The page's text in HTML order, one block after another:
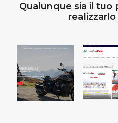
Qualunque sia il